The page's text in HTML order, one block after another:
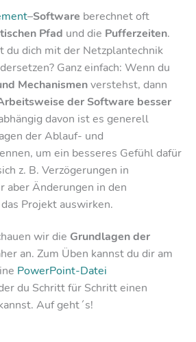
–Software berechnet oft
Pfad und die Pufferzeiten.
dich mit der Netzplantechnik
Ganz einfach: Wenn du
Mechanismenverstehst, dann
der Software besser
davon ist es generell
der Ablauf- und
um ein besseres Gefühl dafür
z. B. Verzögerungen in
aber Änderungen in den
Projekt auswirken.
wir die Grundlagen der
an. Zum Üben kannst du dir am
PowerPoint-Datei
du Schritt für Schritt einen
Auf geht´s!